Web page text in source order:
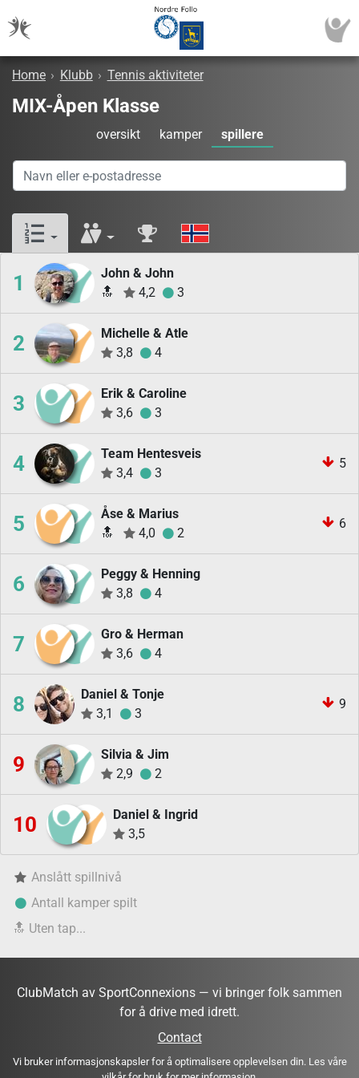
Home › Klubb › Tennis aktiviteter
MIX-Åpen Klasse
oversikt kamper spillere
1
John & John
🔝
4,2 3
2
Michelle & Atle
3,8
4
3
Erik & Caroline
3,6
3
4
Team Hentesveis
3,4
3
5
5
Åse & Marius
🔝
4,0 2
6
6
Peggy & Henning
3,8
4
7
Gro & Herman
3,6
4
8
Daniel & Tonje
3,1
3
9
9
Silvia & Jim
2,9
2
10
Daniel & Ingrid
3,5
Anslått spillnivå
Antall kamper spilt
🔝 Uten tap...
ClubMatch av SportConnexions — vi bringer folk sammen
for å drive med idrett.
Contact
Vi bruker informasjonskapsler for å optimalisere opplevelsen din. Les våre